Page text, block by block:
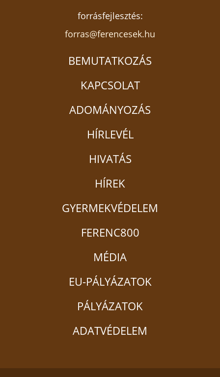
forrásfejlesztés:
forras@ferencesek.hu
BEMUTATKOZÁS
KAPCSOLAT
ADOMÁNYOZÁS
HÍRLEVÉL
HIVATÁS
HÍREK
GYERMEKVÉDELEM
FERENC800
MÉDIA
EU-PÁLYÁZATOK
PÁLYÁZATOK
ADATVÉDELEM